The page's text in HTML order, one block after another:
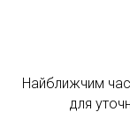
Найближчим
для